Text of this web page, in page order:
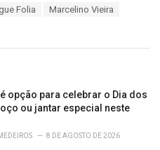
Folia
Marcelino Vieira
opção para celebrar o Dia dos
ou jantar especial neste
8 DE AGOSTO DE 2026